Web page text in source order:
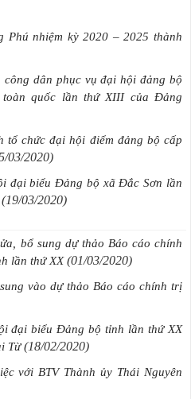
nhiệm kỳ 2020 – 2025 thành
công dân phục vụ đại hội đảng bộ
quốc lần thứ XIII của Đảng
tổ chức đại hội điểm đảng bộ cấp
03/2020)
đại biểu Đảng bộ xã Đắc Sơn lần
(19/03/2020)
bổ sung dự thảo Báo cáo chính
lần thứ XX (01/03/2020)
vào dự thảo Báo cáo chính trị
đại biểu Đảng bộ tỉnh lần thứ XX
Từ (18/02/2020)
với BTV Thành ủy Thái Nguyên